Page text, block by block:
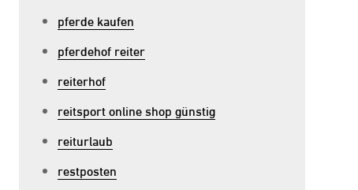
pferde kaufen
pferdehof reiter
reiterhof
reitsport online shop günstig
reiturlaub
restposten